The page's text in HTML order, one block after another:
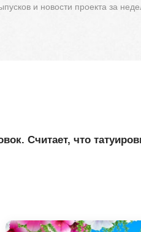
и новости проекта за
Считает, что